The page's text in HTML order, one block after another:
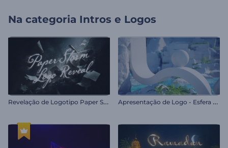
Na categoria Intros e Logos
R
evelação de Logotipo Paper Storm A
presentação de Logo - Esfera Etérea